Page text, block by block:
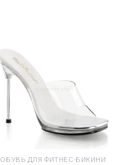
ОБУВЬ ДЛЯ ФИТНЕС-БИКИНИ